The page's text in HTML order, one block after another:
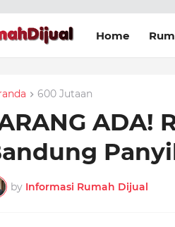
Home
600 Jutaan
ADA!
by Informasi Rumah Dijual